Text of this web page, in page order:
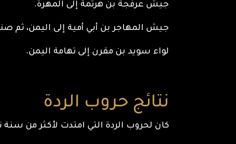
جيش عرفجة بن هرثمة إلى المهرة.
جيش المهاجر بن أبي أمية إلى اليمن، ثم
لواء سويد بن مقرن إلى تهامة اليمن.
نتائج حروب الردة
كان لحروب الردة التي امتدت لأكثر من سنة